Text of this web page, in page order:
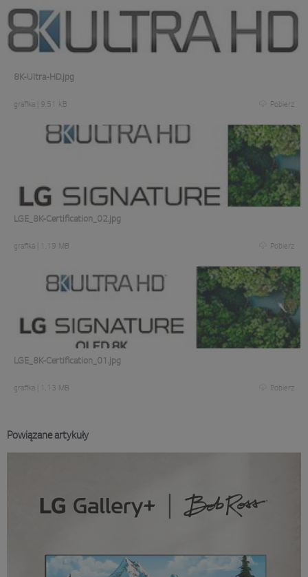
8K-Ultra-HD.jpg
grafika 9,51 KB Pobierz
LGE_8K-Certification_02.jpg
grafika 1,19 MB Pobierz
LGE_8K-Certification_01.jpg
grafika 1,13 MB Pobierz
Powiązane artykuły